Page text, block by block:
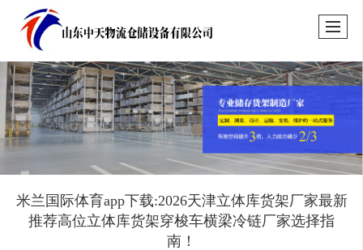
米兰国际体育app下载:2026天津立体库货架厂家最新
推荐高位立体库货架穿梭车横梁冷链厂家选择指
南！